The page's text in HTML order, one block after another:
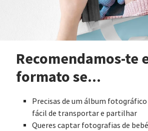
Recomendamos-te
formato se...
Precisas de um álbum
fácil de transportar e partilhar
Queres captar fotografias de